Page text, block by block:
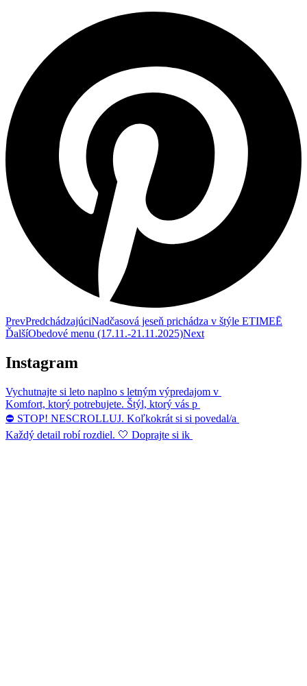
PrevPredchádzajúciNadčasová jeseň prichádza v štýle ETIMEĒ
ĎalšíObedové menu (17.11.-21.11.2025)Next
Instagram
Vychutnajte si leto naplno s letným výpredajom v
Komfort, ktorý potrebujete. Štýl, ktorý vás p
⛔ STOP! NESCROLLUJ. Koľkokrát si si povedal/a
Každý detail robí rozdiel. 🤍 Doprajte si ik